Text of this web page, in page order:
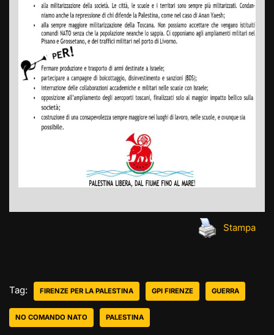
Stampa
Tag: FIRENZE PER LA PALESTINA GPI FIRENZE GUERRA
NO COMANDO NATO PALESTINA